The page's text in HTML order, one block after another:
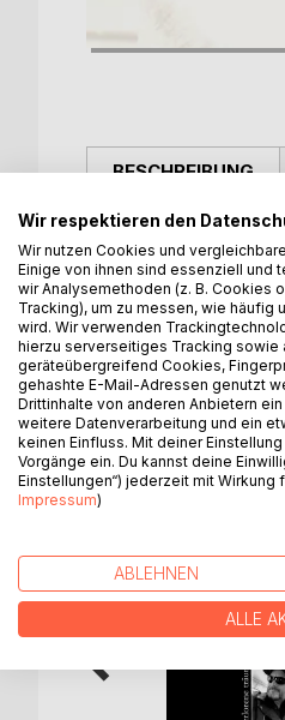
BESCHREIBUNG
Es ist Nacht - und
schlimm. Es sind
Wort! Und schon
das Leben. Es ist
Träume der
Wir respektieren den
Wir nutzen Cookies und
Einige von ihnen sind essenziell und
wir Analysemethoden (z. B. Cookies
Tracking), um zu messen, wie
wird. Wir verwenden
hierzu serverseitiges Tracking sowie
geräteübergreifend Cookies,
gehashte E-Mail-Adressen genutzt
Drittinhalte von anderen Anbietern
weitere Datenverarbeitung und ein
keinen Einfluss. Mit deiner
Vorgänge ein. Du kannst deine
Einstellungen“) jederzeit mit Wirkung
Impressum)
ABLEHNEN
ALLE